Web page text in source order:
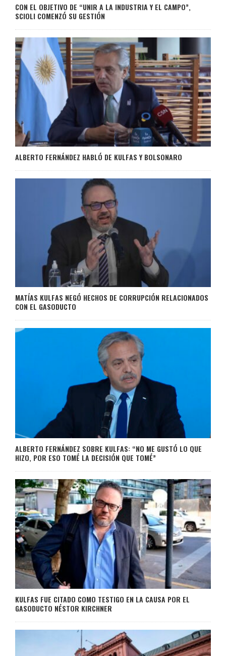
CON EL OBJETIVO DE “UNIR A LA INDUSTRIA Y EL CAMPO”,
SCIOLI COMENZÓ SU GESTIÓN
ALBERTO FERNÁNDEZ HABLÓ DE KULFAS Y BOLSONARO
MATÍAS KULFAS NEGÓ HECHOS DE CORRUPCIÓN RELACIONADOS
CON EL GASODUCTO
ALBERTO FERNÁNDEZ SOBRE KULFAS: “NO ME GUSTÓ LO QUE
HIZO, POR ESO TOMÉ LA DECISIÓN QUE TOMÉ”
KULFAS FUE CITADO COMO TESTIGO EN LA CAUSA POR EL
GASODUCTO NÉSTOR KIRCHNER